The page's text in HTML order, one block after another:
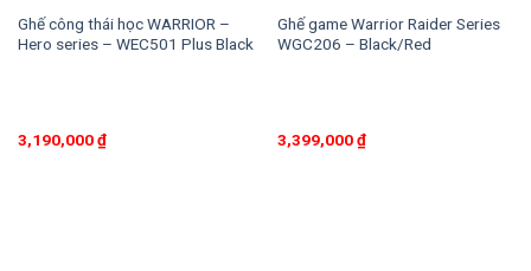
Ghế công thái học WARRIOR –
Hero series – WEC501 Plus Black
3,190,000₫
Ghế game Warrior Raider Series
WGC206 – Black/Red
3,399,000₫